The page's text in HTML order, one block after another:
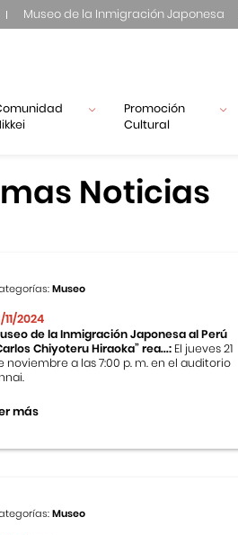
Museo de la Inmigración Japonesa
Promoción
Cultural
Noticias
Museo
11/2024
de la Inmigración Japonesa al Perú
Chiyoteru Hiraoka” rea...: El jueves 21
noviembre a las 7:00 p. m. en el auditorio
más
Museo